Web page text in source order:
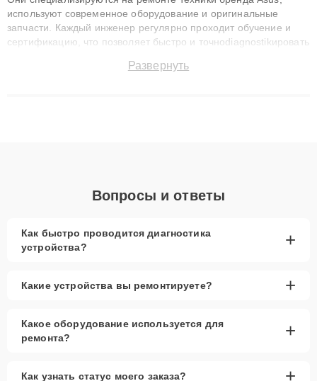
используют современное оборудование и оригинальные
запчасти. Каждый инженер регулярно проходит обучение и
сертификацию, что позволяет быстро и точноdiagnostikировать
до 3 лет. Наши мастера решают сложные случаи: от замены
Развернуть
Вопросы и ответы
Как быстро проводится диагностика
устройства?
+
Какие устройства вы ремонтируете? +
Какое оборудование используется для
ремонта?
+
Как узнать статус моего заказа? +